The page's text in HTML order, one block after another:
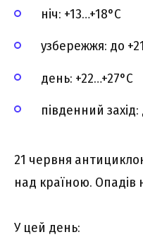
ніч: +13…+18°C
узбережжя: до
день: +22…+27°C
південний захід:
21 червня
над країною. Опадів
У цей день: